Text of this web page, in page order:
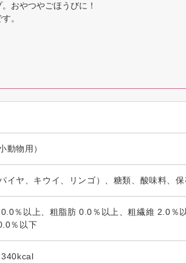
おやつやごほうびに！
。
動物用）
イヤ、キウイ、リンゴ）、糖類、酸味料、
％以上、粗脂肪 0.0％以上、粗繊維 2.0％
％以下